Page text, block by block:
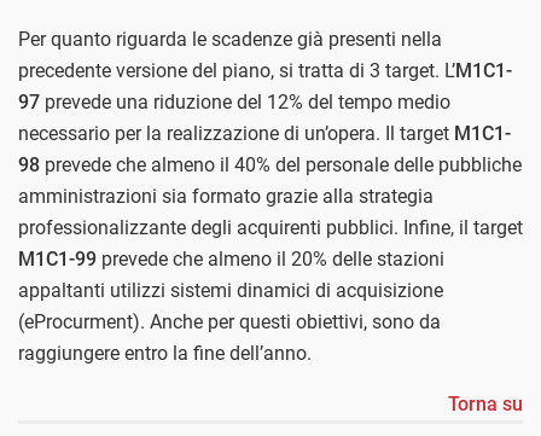
Per quanto riguarda le scadenze già presenti nella
precedente versione del piano, si tratta di 3 target. L’M1C1-
97 prevede una riduzione del 12% del tempo medio
necessario per la realizzazione di un’opera. Il target M1C1-
98 prevede che almeno il 40% del personale delle pubbliche
amministrazioni sia formato grazie alla strategia
professionalizzante degli acquirenti pubblici. Infine, il target
M1C1-99 prevede che almeno il 20% delle stazioni
appaltanti utilizzi sistemi dinamici di acquisizione
(eProcurment). Anche per questi obiettivi, sono da
raggiungere entro la fine dell’anno.
Torna su